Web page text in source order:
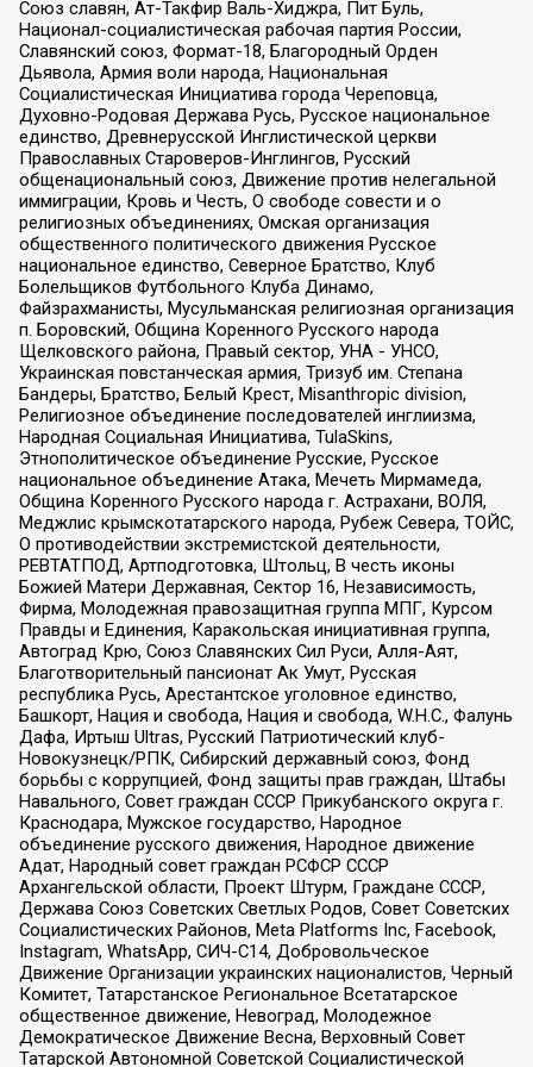
Союз славян, Ат-Такфир Валь-Хиджра, Пит Буль,
Национал-социалистическая рабочая партия России,
Славянский союз, Формат-18, Благородный Орден
Дьявола, Армия воли народа, Национальная
Социалистическая Инициатива города Череповца,
Духовно-Родовая Держава Русь, Русское национальное
единство, Древнерусской Инглистической церкви
Православных Староверов-Инглингов, Русский
общенациональный союз, Движение против нелегальной
иммиграции, Кровь и Честь, О свободе совести и о
религиозных объединениях, Омская организация
общественного политического движения Русское
национальное единство, Северное Братство, Клуб
Болельщиков Футбольного Клуба Динамо,
Файзрахманисты, Мусульманская религиозная организация
п. Боровский, Община Коренного Русского народа
Щелковского района, Правый сектор, УНА - УНСО,
Украинская повстанческая армия, Тризуб им. Степана
Бандеры, Братство, Белый Крест, Misanthropic division,
Религиозное объединение последователей инглиизма,
Народная Социальная Инициатива, TulaSkins,
Этнополитическое объединение Русские, Русское
национальное объединение Атака, Мечеть Мирмамеда,
Община Коренного Русского народа г. Астрахани, ВОЛЯ,
Меджлис крымскотатарского народа, Рубеж Севера, ТОЙС,
О противодействии экстремистской деятельности,
РЕВТАТПОД, Артподготовка, Штольц, В честь иконы
Божией Матери Державная, Сектор 16, Независимость,
Фирма, Молодежная правозащитная группа МПГ, Курсом
Правды и Единения, Каракольская инициативная группа,
Автоград Крю, Союз Славянских Сил Руси, Алля-Аят,
Благотворительный пансионат Ак Умут, Русская
республика Русь, Арестантское уголовное единство,
Башкорт, Нация и свобода, Нация и свобода, W.H.С., Фалунь
Дафа, Иртыш Ultras, Русский Патриотический клуб-
Новокузнецк/РПК, Сибирский державный союз, Фонд
борьбы с коррупцией, Фонд защиты прав граждан, Штабы
Навального, Совет граждан СССР Прикубанского округа г.
Краснодара, Мужское государство, Народное
объединение русского движения, Народное движение
Адат, Народный совет граждан РСФСР СССР
Архангельской области, Проект Штурм, Граждане СССР,
Держава Союз Советских Светлых Родов, Совет Советских
Социалистических Районов, Meta Platforms Inc, Facebook,
Instagram, WhatsApp, СИЧ-С14, Добровольческое
Движение Организации украинских националистов, Черный
Комитет, Татарстанское Региональное Всетатарское
общественное движение, Невоград, Молодежное
Демократическое Движение Весна, Верховный Совет
Татарской Автономной Советской Социалистической